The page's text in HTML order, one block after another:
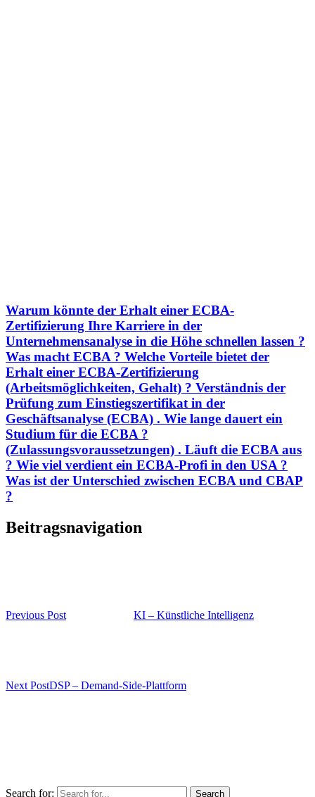
Warum könnte der Erhalt einer ECBA-
Zertifizierung Ihre Karriere in der
Unternehmensanalyse in die Höhe schnellen lassen ?
Was macht ECBA ? Welche Vorteile bietet der
Erhalt einer ECBA-Zertifizierung
(Arbeitsmöglichkeiten, Gehalt) ? Verständnis der
Prüfung zum Einstiegszertifikat in der
Geschäftsanalyse (ECBA) . Wie lange dauert ein
Studium für die ECBA ?
(Zulassungsvoraussetzungen) . Läuft die ECBA aus
? Wie viel verdient ein ECBA-Profi in den USA ?
Was ist der Unterschied zwischen ECBA und CBAP
?
Beitragsnavigation
Previous Post KI – Künstliche Intelligenz
Next PostDSP – Demand-Side-Plattform
Search for: